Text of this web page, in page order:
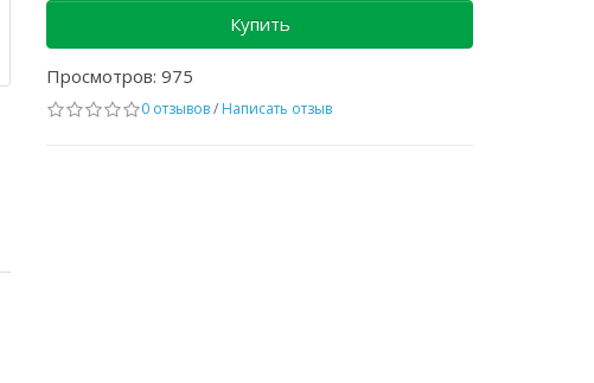
Купить
Просмотров: 975
0 отзывов/ Написать отзыв